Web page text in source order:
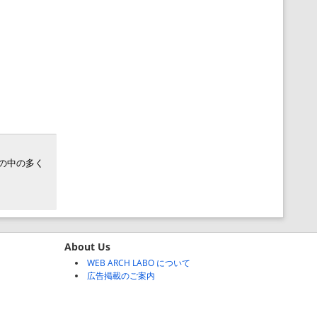
中の多く
About Us
WEB ARCH LABO について
広告掲載のご案内